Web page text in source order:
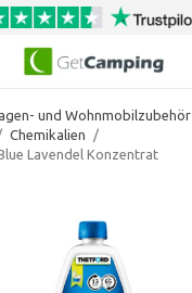
und Wohnmobilzubehör
Chemikalien
/
Lavendel Konzentrat